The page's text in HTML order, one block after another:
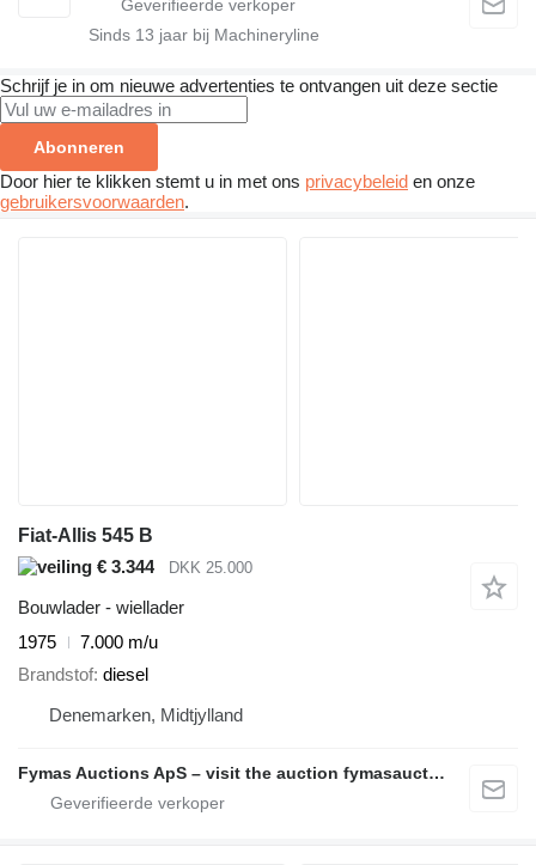
Sinds 13 jaar bij Machineryline
Schrijf je in om nieuwe advertenties te ontvangen uit deze sectie
Abonneren
Door hier te klikken stemt u in met ons privacybeleid en onze
gebruikersvoorwaarden.
Fiat-Allis 545 B
€ 3.344
DKK 25.000
Bouwlader - wiellader
1975
7.000 m/u
Brandstof diesel
Denemarken, Midtjylland
Fymas Auctions ApS – visit the auction fymasauctions.dk